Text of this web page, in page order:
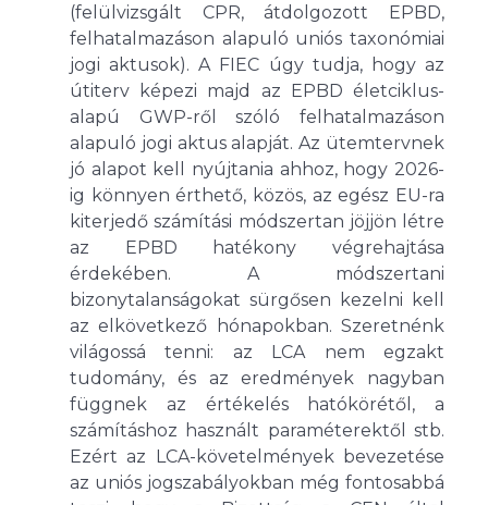
(felülvizsgált CPR, átdolgozott EPBD,
felhatalmazáson alapuló uniós taxonómiai
jogi aktusok). A FIEC úgy tudja, hogy az
útiterv képezi majd az EPBD életciklus-
alapú GWP-ről szóló felhatalmazáson
alapuló jogi aktus alapját. Az ütemtervnek
jó alapot kell nyújtania ahhoz, hogy 2026-
ig könnyen érthető, közös, az egész EU-ra
kiterjedő számítási módszertan jöjjön létre
az EPBD hatékony végrehajtása
érdekében. A módszertani
bizonytalanságokat sürgősen kezelni kell
az elkövetkező hónapokban. Szeretnénk
világossá tenni: az LCA nem egzakt
tudomány, és az eredmények nagyban
függnek az értékelés hatókörétől, a
számításhoz használt paraméterektől stb.
Ezért az LCA-követelmények bevezetése
az uniós jogszabályokban még fontosabbá